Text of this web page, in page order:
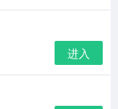
进入